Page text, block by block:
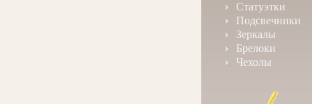
Статуэтки
Подсвечники
Зеркалы
Брелоки
Чехолы